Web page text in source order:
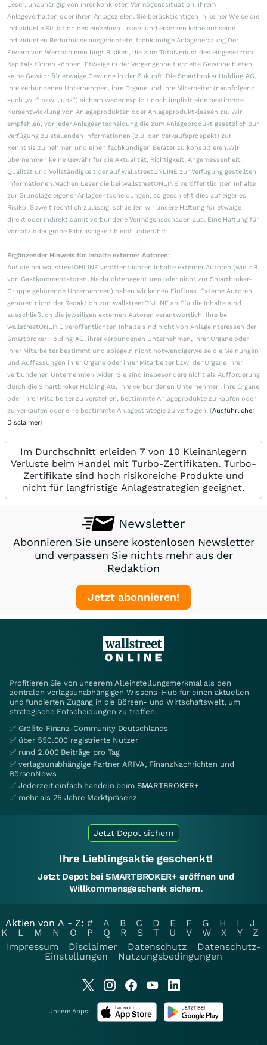
Leser, unabhängig von ihrer konkreten Vermögenssituation, ihrem
Anlageverhalten oder ihren Anlagezielen. Sie berücksichtigen in keiner Weise die
individuelle Situation des einzelnen Lesers und ersetzen keine auf seine
individuellen Bedürfnisse ausgerichtete, fachkundige Anlageberatung.Der
Erwerb von Wertpapieren birgt Risiken, die zum Totalverlust des eingesetzten
Kapitals führen können. Etwaige in der Vergangenheit erzielte Gewinne bieten
keine Gewähr für etwaige Gewinne in der Zukunft. Die Smartbroker Holding AG,
ihre verbundenen Unternehmen, ihre Organe und ihre Mitarbeiter (nachfolgend
auch „wir“ bzw. „uns“) sichern weder explizit noch implizit eine bestimmte
Kursentwicklung von Anlageprodukten oder Anlageproduktklassen zu. Wir
empfehlen, vor jeder Anlageentscheidung die zum Anlageprodukt gesetzlich zur
Verfügung zu stellenden Informationen (z.B. den Verkaufsprospekt) zur
Kenntnis zu nehmen und einen fachkundigen Berater zu konsultieren.Wir
übernehmen keine Gewähr für die Aktualität, Richtigkeit, Angemessenheit,
Qualität und Vollständigkeit der auf wallstreetONLINE zur Verfügung gestellten
Informationen.Machen Leser die bei wallstreetONLINE veröffentlichten Inhalte
zur Grundlage eigener Anlageentscheidungen, so geschieht dies auf eigenes
Risiko. Soweit rechtlich zulässig, schließen wir unsere Haftung für etwaige
direkt oder indirekt damit verbundene Vermögensschäden aus. Eine Haftung für
Vorsatz oder grobe Fahrlässigkeit bleibt unberührt.
Ergänzender Hinweis für Inhalte externer Autoren:
Auf die bei wallstreetONLINE veröffentlichten Inhalte externer Autoren (wie z.B.
von Gastkommentatoren, Nachrichtenagenturen oder nicht zur Smartbroker-
Gruppe gehörende Unternehmen) haben wir keinen Einfluss. Externe Autoren
gehören nicht der Redaktion von wallstreetONLINE an.Für die Inhalte sind
ausschließlich die jeweiligen externen Autoren verantwortlich. Ihre bei
wallstreetONLINE veröffentlichten Inhalte sind nicht von Anlageinteressen der
Smartbroker Holding AG, ihrer verbundenen Unternehmen, ihrer Organe oder
ihrer Mitarbeiter bestimmt und spiegeln nicht notwendigerweise die Meinungen
und Auffassungen ihrer Organe oder ihrer Mitarbeiter bzw. der Organe ihrer
verbundenen Unternehmen wider. Sie sind insbesondere nicht als Aufforderung
durch die Smartbroker Holding AG, ihre verbundenen Unternehmen, ihre Organe
oder ihrer Mitarbeiter zu verstehen, bestimmte Anlageprodukte zu kaufen oder
zu verkaufen oder eine bestimmte Anlagestrategie zu verfolgen. (Ausführlicher
Disclaimer)
Im Durchschnitt erleiden 7 von 10 Kleinanlegern
Verluste beim Handel mit Turbo-Zertifikaten. Turbo-
Zertifikate sind hoch risikoreiche Produkte und
nicht für langfristige Anlagestrategien geeignet.
Newsletter
Abonnieren Sie unsere kostenlosen Newsletter
und verpassen Sie nichts mehr aus der
Redaktion
Jetzt abonnieren!
Profitieren Sie von unserem Alleinstellungsmerkmal als den
zentralen verlagsunabhängigen Wissens-Hub für einen aktuellen
und fundierten Zugang in die Börsen- und Wirtschaftswelt, um
strategische Entscheidungen zu treffen.
✅ Größte Finanz-Community Deutschlands
✅ über 550.000 registrierte Nutzer
✅ rund 2.000 Beiträge pro Tag
✅ verlagsunabhängige Partner ARIVA, FinanzNachrichten und
BörsenNews
✅ Jederzeit einfach handeln beim SMARTBROKER+
✅ mehr als 25 Jahre Marktpräsenz
Jetzt Depot sichern
Ihre Lieblingsaktie geschenkt!
Jetzt Depot bei SMARTBROKER+ eröffnen und
Willkommensgeschenk sichern.
Aktien von A - Z: # A B C D E F G H I
J
K
L M N O P Q R S T U V W X Y
Z
Impressum
Disclaimer Datenschutz
Datenschutz-
Einstellungen
Nutzungsbedingungen
Unsere Apps: